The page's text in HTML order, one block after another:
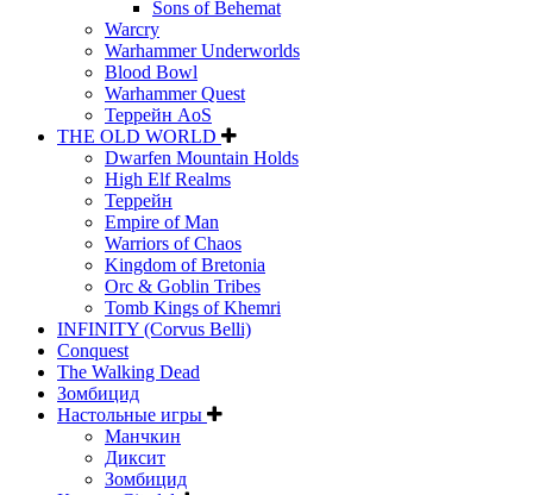
Sons of Behemat
Warcry
Warhammer Underworlds
Blood Bowl
Warhammer Quest
Террейн AoS
THE OLD WORLD
Dwarfen Mountain Holds
High Elf Realms
Террейн
Empire of Man
Warriors of Chaos
Kingdom of Bretonia
Orc & Goblin Tribes
Tomb Kings of Khemri
INFINITY (Corvus Belli)
Conquest
The Walking Dead
Зомбицид
Настольные игры
Манчкин
Диксит
Зомбицид